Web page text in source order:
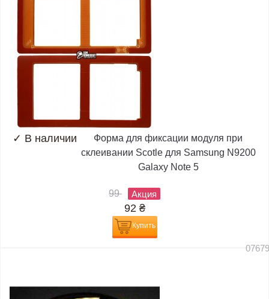
✓ В наличии
Форма для фиксации модуля при
склеивании Scotle для Samsung N9200
Galaxy Note 5
99 Акция
92 ₴
Купить